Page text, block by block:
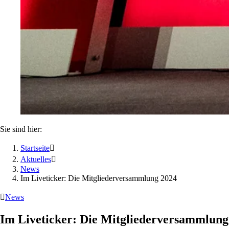
Sie sind hier:
Startseite
Aktuelles
News
Im Liveticker: Die Mitgliederversammlung 2024
News
Im Liveticker: Die Mitgliederversammlung